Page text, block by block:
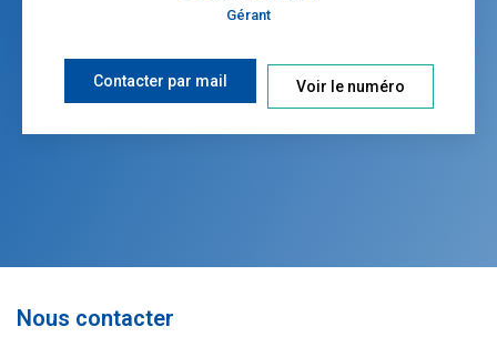
Gérant
Contacter par mail Voir le numéro
Nous contacter